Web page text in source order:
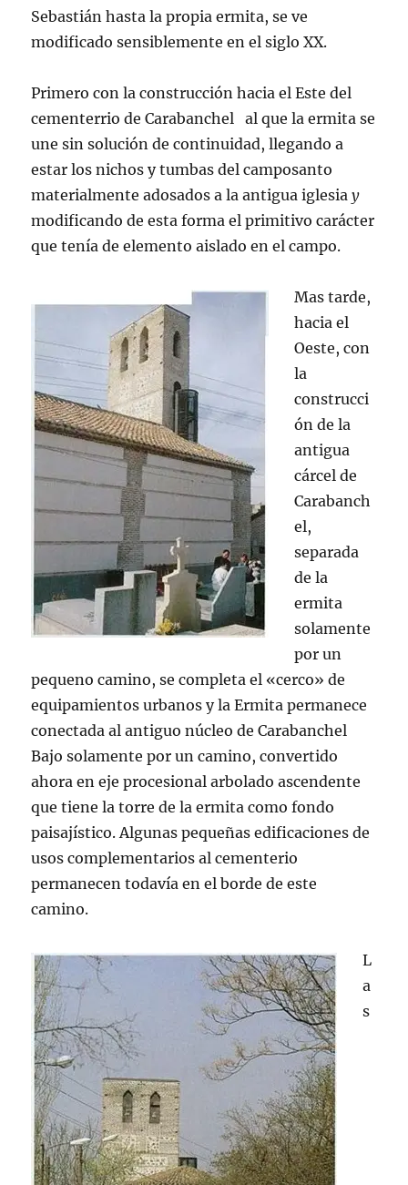
Sebastián hasta la propia ermita, se ve
modificado sensiblemente en el siglo XX.
Primero con la construcción hacia el Este del
cementerrio de Carabanchel al que la ermita se
une sin solución de continuidad, llegando a
estar los nichos y tumbas del camposanto
materialmente adosados a la antigua iglesiay
modificando de esta forma el primitivo carácter
que tenía de elemento aislado en el campo.
Mas tarde,
hacia el
Oeste, con
la
construcci
ón de la
antigua
cárcel de
Carabanch
el,
separada
de la
ermita
solamente
por un
pequeno camino, se completa el «cerco» de
equipamientos urbanos y la Ermita permanece
conectada al antiguo núcleo de Carabanchel
Bajo solamente por un camino, convertido
ahora en eje procesional arbolado ascendente
que tiene la torre de la ermita como fondo
paisajístico. Algunas pequeñas edificaciones de
usos complementarios al cementerio
permanecen todavía en el borde de este
camino.
L
a
s